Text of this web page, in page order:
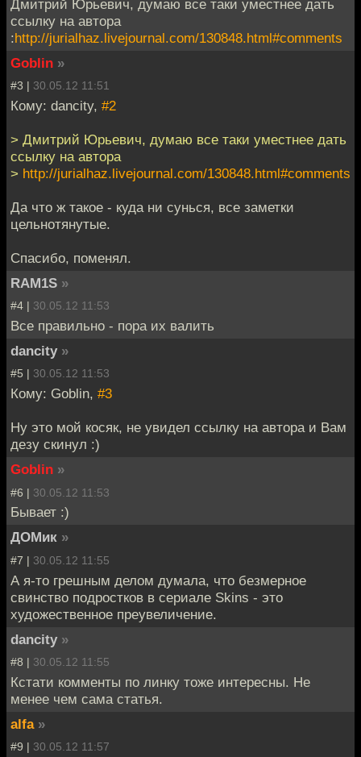
Дмитрий Юрьевич, думаю все таки уместнее дать
ссылку на автора
:http://jurialhaz.livejournal.com/130848.html#comments
Goblin »
#3 | 30.05.12 11:51
Кому: dancity, #2
> Дмитрий Юрьевич, думаю все таки уместнее дать
ссылку на автора
> http://jurialhaz.livejournal.com/130848.html#comments
Да что ж такое - куда ни сунься, все заметки
цельнотянутые.
Спасибо, поменял.
RAM1S »
#4 | 30.05.12 11:53
Все правильно - пора их валить
dancity »
#5 | 30.05.12 11:53
Кому: Goblin, #3
Ну это мой косяк, не увидел ссылку на автора и Вам
дезу скинул :)
Goblin »
#6 | 30.05.12 11:53
Бывает :)
ДОМик »
#7 | 30.05.12 11:55
А я-то грешным делом думала, что безмерное
свинство подростков в сериале Skins - это
художественное преувеличение.
dancity »
#8 | 30.05.12 11:55
Кстати комменты по линку тоже интересны. Не
менее чем сама статья.
alfa »
#9 | 30.05.12 11:57